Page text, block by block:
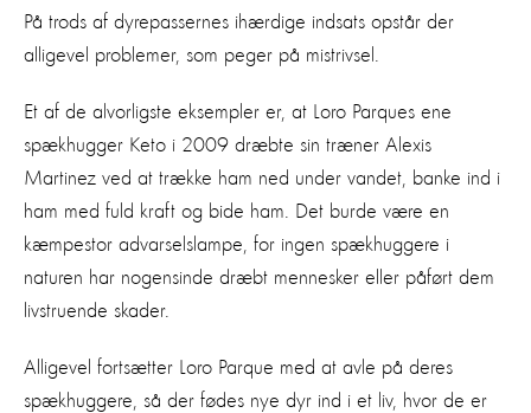
På trods af dyrepassernes ihærdige indsats opstår der
alligevel problemer, som peger på mistrivsel.
Et af de alvorligste eksempler er, at Loro Parques ene
spækhugger Keto i 2009 dræbte sin træner Alexis
Martinez ved at trække ham ned under vandet, banke ind i
ham med fuld kraft og bide ham. Det burde være en
kæmpestor advarselslampe, for ingen spækhuggere i
naturen har nogensinde dræbt mennesker eller påført dem
livstruende skader.
Alligevel fortsætter Loro Parque med at avle på deres
spækhuggere, så der fødes nye dyr ind i et liv, hvor de er